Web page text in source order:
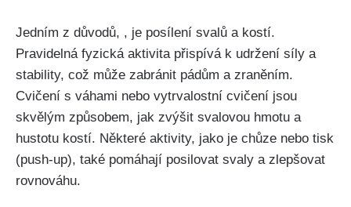
Jedním z důvodů, , je posílení svalů a kostí.
Pravidelná fyzická aktivita přispívá k udržení síly a
stability, což může zabránit pádům a zraněním.
Cvičení s váhami nebo vytrvalostní cvičení jsou
skvělým způsobem, jak zvýšit svalovou hmotu a
hustotu kostí. Některé aktivity, jako je chůze nebo tisk
(push-up), také pomáhají posilovat svaly a zlepšovat
rovnováhu.